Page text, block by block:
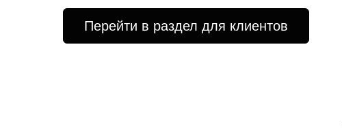
Перейти в раздел для клиентов